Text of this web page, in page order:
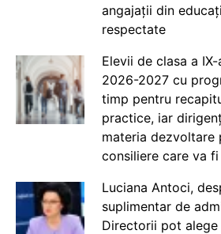
angajații din
respectate
Elevii de clasa a
2026-2027 cu
timp pentru
practice, iar
materia dezvoltare
consiliere care va
Luciana Antoci,
suplimentar de
Directorii pot